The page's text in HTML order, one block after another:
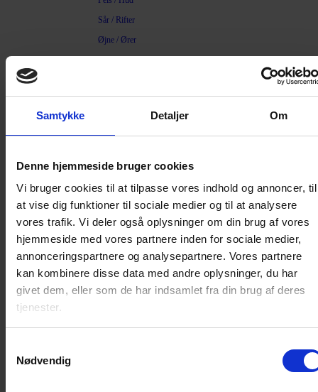
Samtykke Detaljer Om
Denne hjemmeside bruger cookies
Vi bruger cookies til at tilpasse vores indhold og annoncer, til
at vise dig funktioner til sociale medier og til at analysere
vores trafik. Vi deler også oplysninger om din brug af vores
hjemmeside med vores partnere inden for sociale medier,
annonceringspartnere og analysepartnere. Vores partnere
kan kombinere disse data med andre oplysninger, du har
givet dem, eller som de har indsamlet fra din brug af deres
tjenester.
Nødvendig
Sår / Rifter
Øjne / Ører
Isoleret kattelem
Reservedele og nøgler
Huler, senge, madrasser
Kattehule
Madrasser
Træning